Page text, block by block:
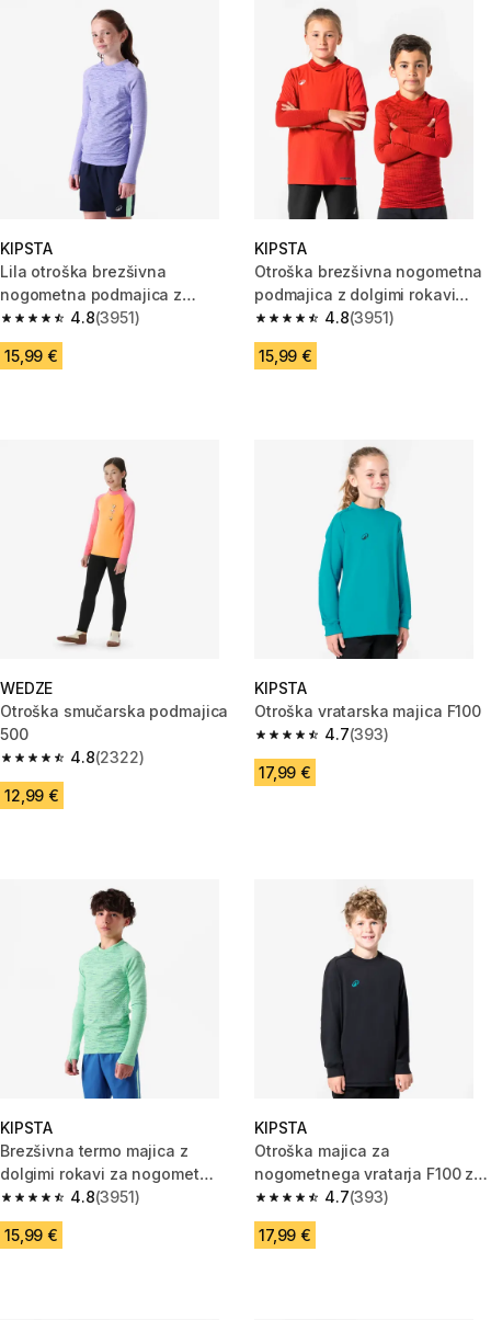
KIPSTA
Lila otroška brezšivna
nogometna podmajica z
dolgimi rokavi Keepdry
4.8
4.8 od 5 zvezdic from 3951 ocene
(3951)
15,99 €
KIPSTA
Otroška brezšivna nogometna
podmajica z dolgimi rokavi
Keepdry 4.8
4.8 od 5 zvezdic from 3951
(3951)
15,99 €
WEDZE
Otroška smučarska podmajica
500
4.8
4.8 od 5 zvezdic from 2322 ocene
(2322)
12,99 €
KIPSTA
Otroška vratarska majica F100
4.7
4.7 od 5 zvezdic from 393
(393)
17,99 €
KIPSTA
Brezšivna termo majica z
dolgimi rokavi za nogomet
Keepdry za otroke, zelena
4.8
4.8 od 5 zvezdic from 3951 ocene
(3951)
15,99 €
KIPSTA
Otroška majica za
nogometnega vratarja F100 za
otroke
4.7
4.7 od 5 zvezdic from 393
(393)
17,99 €